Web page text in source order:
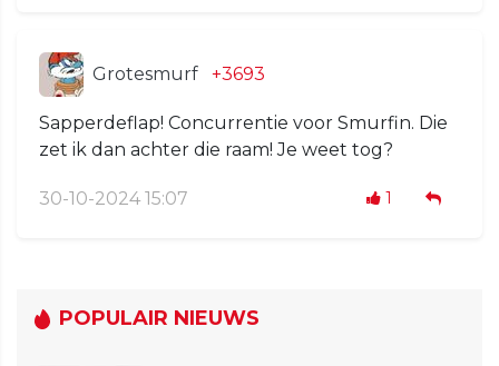
Grotesmurf +3693
Sapperdeflap! Concurrentie voor Smurfin. Die
zet ik dan achter die raam! Je weet tog?
30-10-2024 15:07 1
POPULAIR NIEUWS